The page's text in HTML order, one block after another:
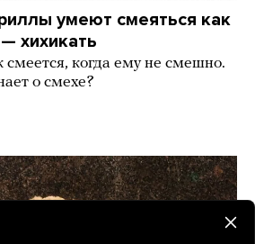
умеют смеяться как
хихикать
смеется, когда ему не смешно.
о смехе?